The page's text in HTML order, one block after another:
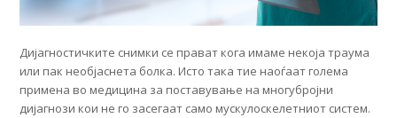
Дијагностичките снимки се прават кога имаме некоја траума
или пак необјаснета болка. Исто така тие наоѓаат голема
примена во медицина за поставување на многубројни
дијагнози кои не го засегаат само мускулоскелетниот систем.